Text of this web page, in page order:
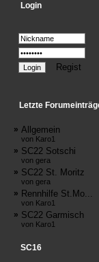
Login
Regist
Letzte
» Allgemein
von Karo1
» SC22 Sotschi
von gera
» SC22 St. Moritz
von gera
» Rennhilfe St.Mo...
von Karo1
» SC22 Garmisch
von Karo1
SC16